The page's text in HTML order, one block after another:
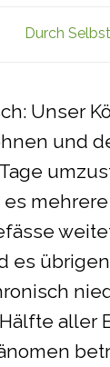
Unser
und
mehrere
es
aller
Durch